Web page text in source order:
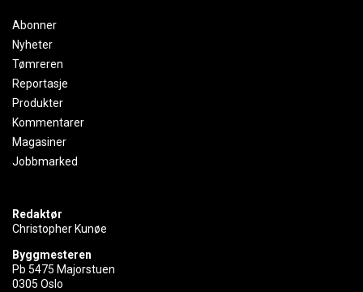
Abonner
Nyheter
Tømreren
Reportasje
Produkter
Kommentarer
Magasiner
Jobbmarked
Redaktør
Christopher Kunøe
Byggmesteren
Pb 5475 Majorstuen
0305 Oslo